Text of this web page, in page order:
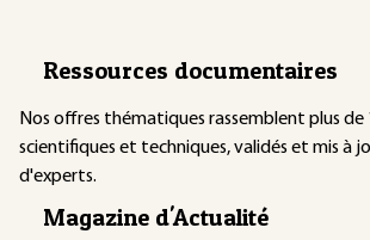
Ressources documentaires
Nos offres thématiques rassemblent plus de
scientifiques et techniques, validés et mis à
d'experts.
Magazine d'Actualité